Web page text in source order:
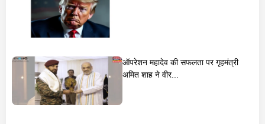
ऑपरेशन महादेव की सफलता पर गृहमंत्री
अमित शाह ने वीर...